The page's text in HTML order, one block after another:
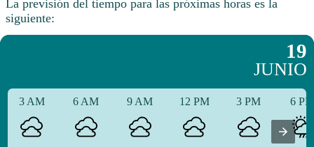
La previsión del tiempo para las próximas horas es la
siguiente:
19
JUNIO
3 AM 6 AM 9 AM 12 PM 3 PM 6